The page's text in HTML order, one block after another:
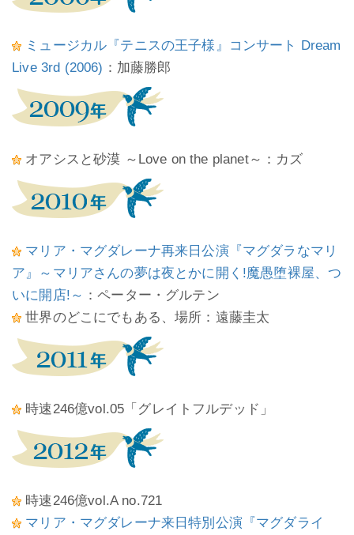
ミュージカル『テニスの王子様』コンサート Dream
Live 3rd (2006) ：加藤勝郎
オアシスと砂漠 ～Love on the planet～：カズ
マリア・マグダレーナ再来日公演『マグダラなマリ
ア』～マリアさんの夢は夜とかに開く!魔愚堕裸屋、つ
いに開店!～ ：ペーター・グルテン
世界のどこにでもある、場所：遠藤圭太
時速246億vol.05「グレイトフルデッド」
時速246億vol.A no.721
マリア・マグダレーナ来日特別公演『マグダライ